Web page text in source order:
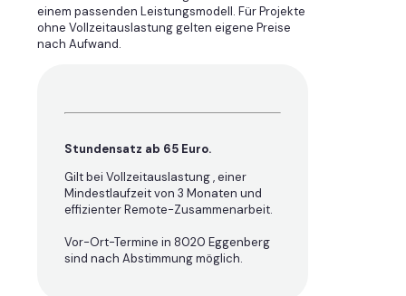
einem passenden Leistungsmodell. Für Projekte
ohne Vollzeitauslastung gelten eigene Preise
nach Aufwand.
Stundensatz ab 65 Euro.
Gilt bei Vollzeitauslastung , einer
Mindestlaufzeit von 3 Monaten und
effizienter Remote-Zusammenarbeit.
Vor-Ort-Termine in 8020 Eggenberg
sind nach Abstimmung möglich.